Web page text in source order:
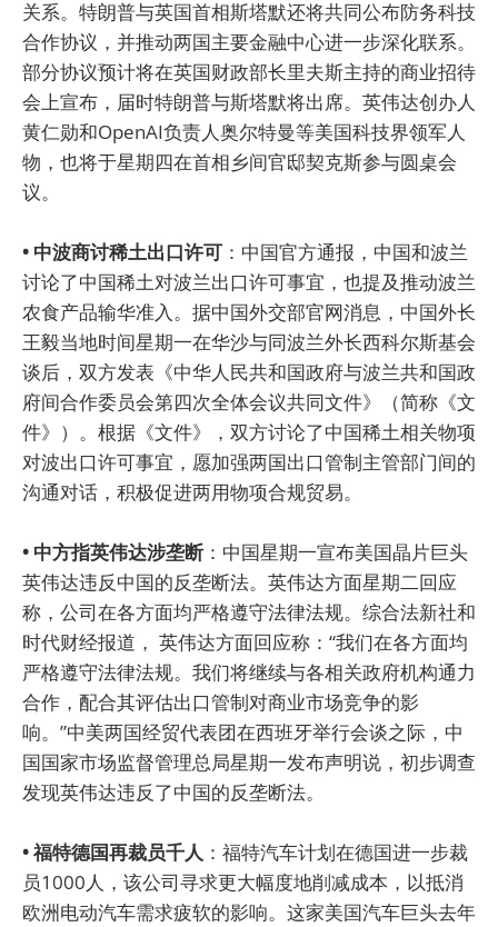
关系。特朗普与英国首相斯塔默还将共同公布防务科技
合作协议，并推动两国主要金融中心进一步深化联系。
部分协议预计将在英国财政部长里夫斯主持的商业招待
会上宣布，届时特朗普与斯塔默将出席。英伟达创办人
黄仁勋和OpenAI负责人奥尔特曼等美国科技界领军人
物，也将于星期四在首相乡间官邸契克斯参与圆桌会
议。
• 中波商讨稀土出口许可 ：中国官方通报，中国和波兰
讨论了中国稀土对波兰出口许可事宜，也提及推动波兰
农食产品输华准入。据中国外交部官网消息，中国外长
王毅当地时间星期一在华沙与同波兰外长西科尔斯基会
谈后，双方发表《中华人民共和国政府与波兰共和国政
府间合作委员会第四次全体会议共同文件》（简称《文
件》）。根据《文件》，双方讨论了中国稀土相关物项
对波出口许可事宜，愿加强两国出口管制主管部门间的
沟通对话，积极促进两用物项合规贸易。
• 中方指英伟达涉垄断：中国星期一宣布美国晶片巨头
英伟达违反中国的反垄断法。英伟达方面星期二回应
称，公司在各方面均严格遵守法律法规。综合法新社和
时代财经报道， 英伟达方面回应称：“我们在各方面均
严格遵守法律法规。我们将继续与各相关政府机构通力
合作，配合其评估出口管制对商业市场竞争的影
响。”中美两国经贸代表团在西班牙举行会谈之际，中
国国家市场监督管理总局星期一发布声明说，初步调查
发现英伟达违反了中国的反垄断法。
• 福特德国再裁员千人 ：福特汽车计划在德国进一步裁
员1000人，该公司寻求更大幅度地削减成本，以抵消
欧洲电动汽车需求疲软的影响。这家美国汽车巨头去年